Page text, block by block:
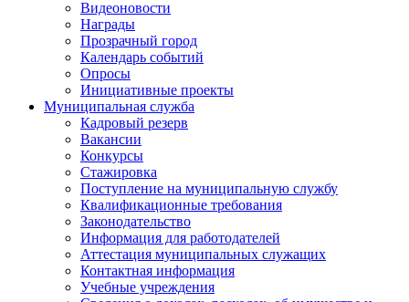
Видеоновости
Награды
Прозрачный город
Календарь событий
Опросы
Инициативные проекты
Муниципальная служба
Кадровый резерв
Вакансии
Конкурсы
Стажировка
Поступление на муниципальную службу
Квалификационные требования
Законодательство
Информация для работодателей
Аттестация муниципальных служащих
Контактная информация
Учебные учреждения